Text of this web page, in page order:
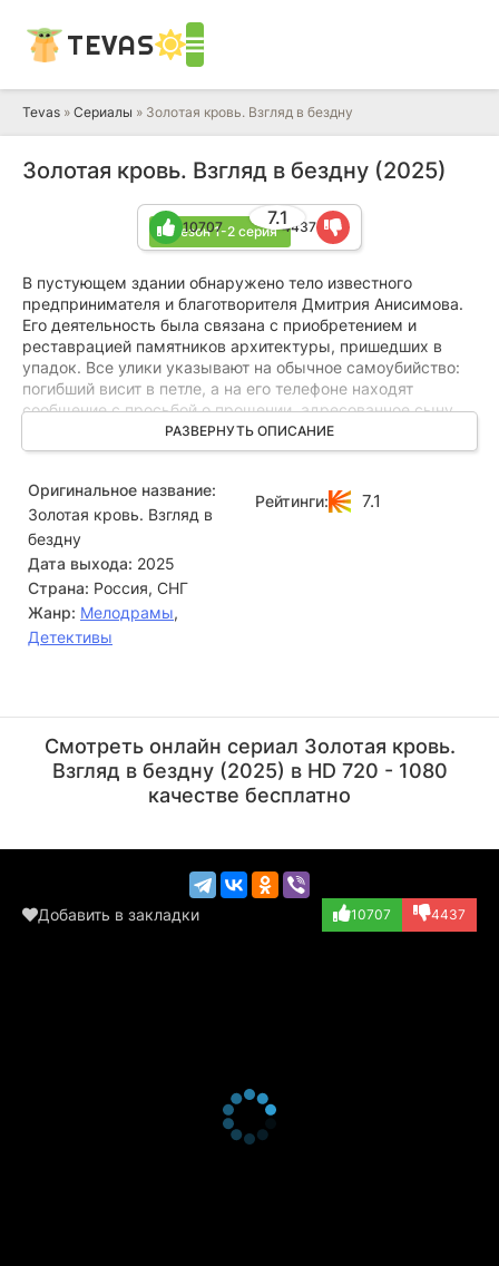
TEVAS
Tevas » Сериалы » Золотая кровь. Взгляд в бездну
Золотая кровь. Взгляд в бездну (2025)
1 сезон 1-2 серия
7.1
10707 4437
В пустующем здании обнаружено тело известного
предпринимателя и благотворителя Дмитрия Анисимова.
Его деятельность была связана с приобретением и
реставрацией памятников архитектуры, пришедших в
упадок. Все улики указывают на обычное самоубийство:
погибший висит в петле, а на его телефоне находят
сообщение с просьбой о прощении, адресованное сыну.
Картина кажется завершённой, но есть одна деталь,
которая не даёт покоя Светлане — женщина, хорошо
решился на такой шаг. У него были грандиозные планы по
возрождению заброшенных исторических объектов, и он
буквально горел этой идеей.
РАЗВЕРНУТЬ ОПИСАНИЕ
Оригинальное название:
Золотая кровь. Взгляд в
бездну
Дата выхода: 2025
Страна: Россия, СНГ
Жанр: Мелодрамы,
Детективы
Рейтинги: 7.1
Смотреть онлайн сериал Золотая кровь.
Взгляд в бездну (2025) в HD 720 - 1080
качестве бесплатно
Добавить в закладки 10707 4437